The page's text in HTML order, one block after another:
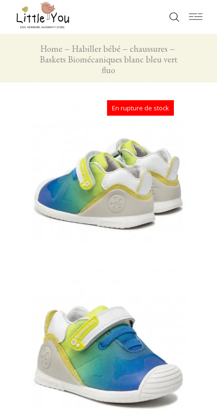
Home Habiller bébé
chaussures
Baskets Biomécaniques blanc bleu vert
fluo
En rupture de stock